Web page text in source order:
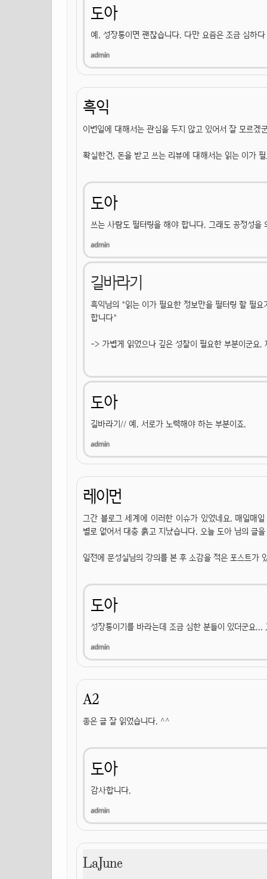
도아
예. 성장통이면 괜찮습니다. 다만 요즘은 조금 심하다
흑익
이번일에 대해서는 관심을 두지 않고 있어서 잘 모르겠
확실한건, 돈을 받고 쓰는 리뷰에 대해서는 읽는 이가
도아
쓰는 사람도 필터링을 해야 합니다. 그래도 공정성을
길바라기
흑익님의 "읽는 이가 필요한 정보만을 필터링 할 필
합니다"
-> 가볍게 읽었으나 깊은 성찰이 필요한 부분이군요
도아
길바라기// 예. 서로가 노력해야 하는 부분이죠.
레이먼
그간 블로그 세계에 이러한 이슈가 있었네요. 매일매
별로 없어서 대충 훍고 지났습니다. 오늘 도아 님의 글
일전에 문성실님의 강의를 본 후 소감을 적은 포스트가
도아
성장통이기를 바라는데 조금 심한 분들이 있더군요
A2
좋은 글 잘 읽었습니다. ^^
도아
감사합니다.
LaJune